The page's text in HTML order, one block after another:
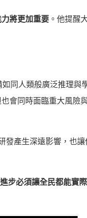
力將更加重要 。他提醒
同人類般廣泛推理與
會同時面臨重大風險
發產生深遠影響，也讓
步必須讓全民都能實